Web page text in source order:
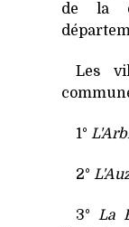
de la
Les
1°
2°
3° La